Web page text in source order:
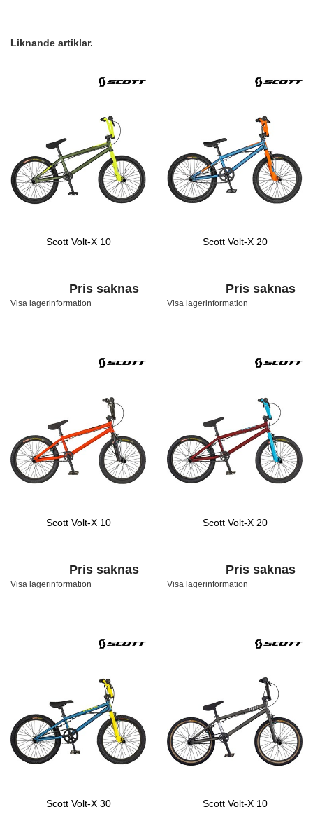
Liknande artiklar.
Scott Volt-X 10
Pris saknas
Visa lagerinformation
Scott Volt-X 20
Pris saknas
Visa lagerinformation
Scott Volt-X 10
Pris saknas
Visa lagerinformation
Scott Volt-X 20
Pris saknas
Visa lagerinformation
Scott Volt-X 30 Scott Volt-X 10